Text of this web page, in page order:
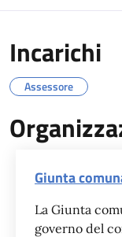
Incarichi
Assessore
Giunta
La Giunta
governo del